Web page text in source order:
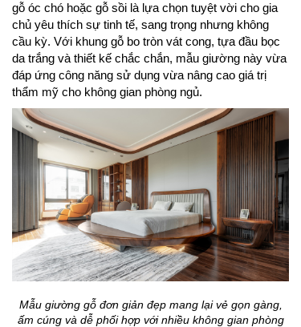
gỗ óc chó hoặc gỗ sồi là lựa chọn tuyệt vời cho gia
chủ yêu thích sự tinh tế, sang trọng nhưng không
cầu kỳ. Với khung gỗ bo tròn vát cong, tựa đầu bọc
da trắng và thiết kế chắc chắn, mẫu giường này vừa
đáp ứng công năng sử dụng vừa nâng cao giá trị
thẩm mỹ cho không gian phòng ngủ.
Mẫu giường gỗ đơn giản đẹp mang lại vẻ gọn gàng,
ấm cúng và dễ phối hợp với nhiều không gian phòng